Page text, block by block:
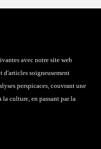
avec notre site web
d'articles soigneusement
perspicaces, couvrant une
culture, en passant par la